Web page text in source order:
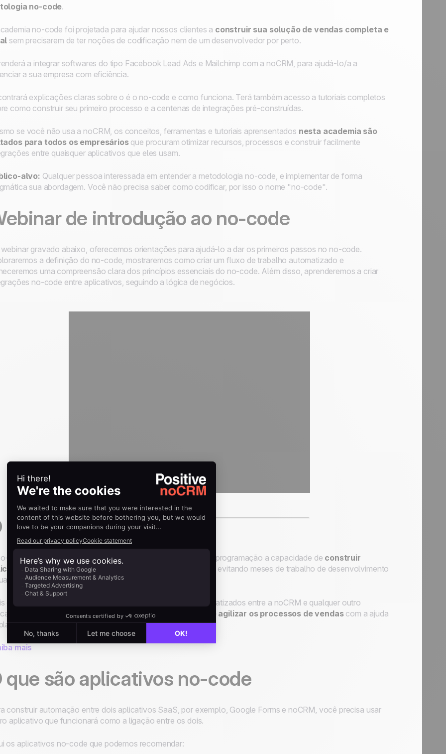
no-code.
no-code foi projetada para ajudar nossos clientes a construir sua solução de vendas completa e
sem precisarem de ter noções de codificação nem de um desenvolvedor por perto.
a integrar softwares do tipo Facebook Lead Ads e Mailchimp com a noCRM, para ajudá-lo/a a
a sua empresa com eficiência.
explicações claras sobre o é o no-code e como funciona. Terá também acesso a tutoriais completos
como construir seu primeiro processo e a centenas de integrações pré-construídas.
se você não usa a noCRM, os conceitos, ferramentas e tutoriais aprensentados nesta academia são
para todos os empresáriosque procuram otimizar recursos, processos e construir facilmente
entre quaisquer aplicativos que eles usam.
alvo: Qualquer pessoa interessada em entender a metodologia no-code, e implementar de forma
sua abordagem. Você não precisa saber como codificar, por isso o nome "no-code".
de introdução ao no-code
gravado abaixo, oferecemos orientações para ajudá-lo a dar os primeiros passos no no-code.
a definição do no-code, mostraremos como criar um fluxo de trabalho automatizado e
uma compreensão clara dos princípios essenciais do no-code. Além disso, aprenderemos a criar
no-code entre aplicativos, seguindo a lógica de negócios.
que é no-code?
code oferece aos usuários sem nenhum conhecimento de programação a capacidade de construir
e integrações personalizadas
entre plataformas, evitando meses de trabalho de desenvolvimento
especialização.
especificamente, os usuários podem criar processos automatizados entre a noCRM e qualquer outro
para
aumentar a eficiência da equipe de vendas e agilizar os processos de vendascom a ajuda
no-code, fáceis de usar.
mais
que são aplicativos no-code
construir automação entre dois aplicativos SaaS, por exemplo, Google Forms e noCRM, você precisa usar
aplicativo que funcionará como a ligação entre os dois.
os aplicativos no-code que podemos recomendar: